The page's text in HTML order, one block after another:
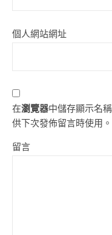
個人網站網址
在瀏覽器中儲存顯示名
供下次發佈留言時使用。
留言